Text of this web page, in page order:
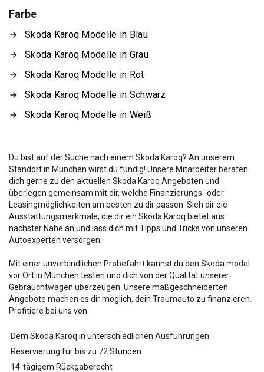
Farbe
Skoda Karoq Modelle in Blau
Skoda Karoq Modelle in Grau
Skoda Karoq Modelle in Rot
Skoda Karoq Modelle in Schwarz
Skoda Karoq Modelle in Weiß
Du bist auf der Suche nach einem Skoda Karoq? An unserem
Standort in München wirst du fündig! Unsere Mitarbeiter beraten
dich gerne zu den aktuellen Skoda Karoq Angeboten und
überlegen gemeinsam mit dir, welche Finanzierungs- oder
Leasingmöglichkeiten am besten zu dir passen. Sieh dir die
Ausstattungsmerkmale, die dir ein Skoda Karoq bietet aus
nächster Nähe an und lass dich mit Tipps und Tricks von unseren
Autoexperten versorgen.
Mit einer unverbindlichen Probefahrt kannst du den Skoda model
vor Ort in München testen und dich von der Qualität unserer
Gebrauchtwagen überzeugen. Unsere maßgeschneiderten
Angebote machen es dir möglich, dein Traumauto zu finanzieren.
Profitiere bei uns von
Dem Skoda Karoq in unterschiedlichen Ausführungen
Reservierung für bis zu 72 Stunden
14-tägigem Rückgaberecht